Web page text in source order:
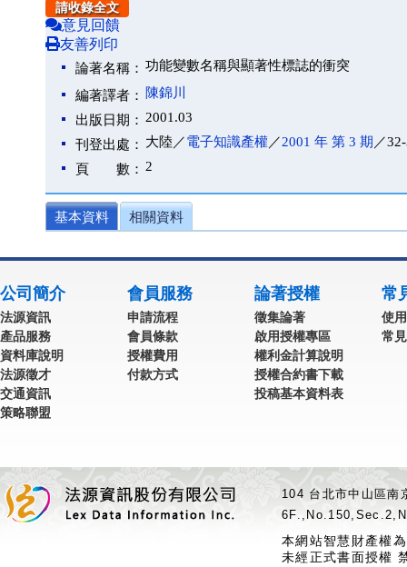
請收錄全文
意見回饋
友善列印
論著名稱： 功能變數名稱與顯著性標誌的衝突
編著譯者：
陳錦川
出版日期： 2001.03
刊登出處： 大陸／電子知識產權／2001 年 第 3 期 ／
頁 數： 2
基本資料 相關資料
公司簡介
法源資訊
產品服務
資料庫說明
法源徵才
交通資訊
策略聯盟
會員服務
申請流程
會員條款
授權費用
付款方式
論著授權
徵集論著
啟用授權專區
權利金計算說明
授權合約書下載
投稿基本資料表
常
使
常
104 台北市中山區
本網站智慧財產權
未經正式書面授權